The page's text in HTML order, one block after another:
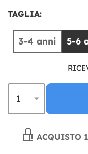
TAGLIA:
3-4 anni 5-6
ACQUISTO